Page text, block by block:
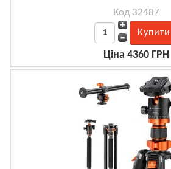
Код 32487
Ціна 4360 ГРН